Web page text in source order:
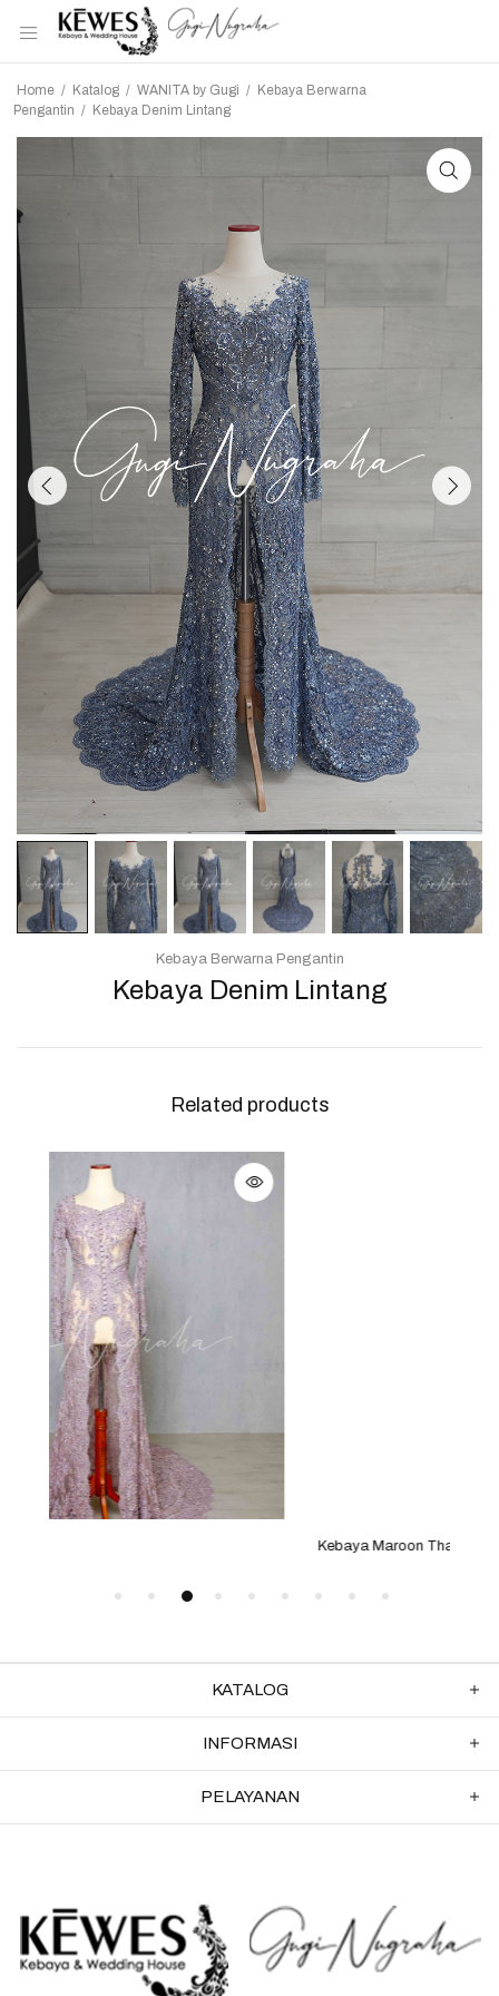
Home / Katalog / WANITA by Gugi / Kebaya Berwarna
Pengantin / Kebaya Denim Lintang
Kebaya Denim Lintang
Kebaya Berwarna Pengantin
Related products
KATALOG
INFORMASI
PELAYANAN